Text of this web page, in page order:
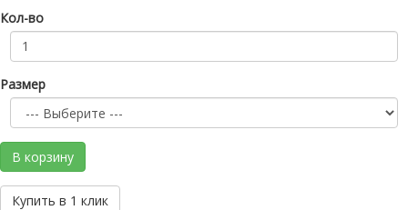
Кол-во
Размер
В корзину
Купить в 1 клик